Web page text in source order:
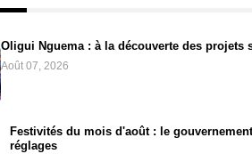
Oligui Nguema : à la découverte des projets
Août 07, 2026
Festivités du mois d'août : le
réglages